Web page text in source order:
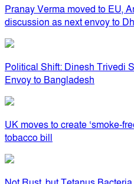
Pranay Verma moved to EU,
discussion as next envoy to
Political Shift: Dinesh Trivedi
Envoy to Bangladesh
UK moves to create ‘smoke-
tobacco bill